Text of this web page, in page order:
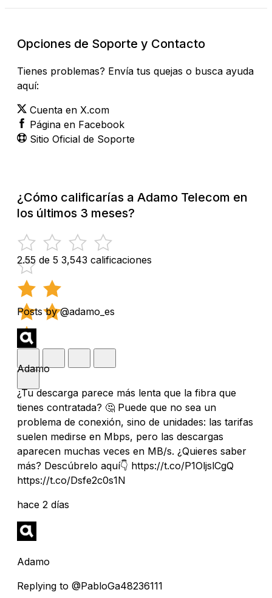
Opciones de Soporte y Contacto
Tienes problemas? Envía tus quejas o busca ayuda
aquí:
Cuenta en X.com
Página en Facebook
Sitio Oficial de Soporte
¿Cómo calificarías a Adamo Telecom en
los últimos 3 meses?
2.55 de 5 3,543 calificaciones
Posts by @adamo_es
Adamo
¿Tu descarga parece más lenta que la fibra que
tienes contratada? 🤔 Puede que no sea un
problema de conexión, sino de unidades: las tarifas
suelen medirse en Mbps, pero las descargas
aparecen muchas veces en MB/s. ¿Quieres saber
más? Descúbrelo aquí👇 https://t.co/P1OljslCgQ
https://t.co/Dsfe2c0s1N
hace 2 días
Adamo
Replying to @PabloGa48236111